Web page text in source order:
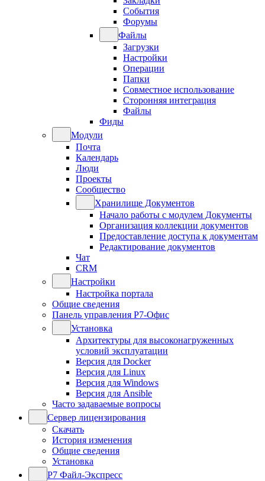
События
Форумы
Файлы
Загрузки
Настройки
Операции
Папки
Совместное использование
Сторонняя интеграция
Файлы
Фиды
Модули
Почта
Календарь
Люди
Проекты
Сообщество
Хранилище Документов
Начало работы с модулем Документы
Организация коллекции документов
Предоставление доступа к документам
Редактирование документов
Чат
CRM
Настройки
Настройка портала
Общие сведения
Панель управления Р7-Офис
Установка
Архитектуры для высоконагруженных
условий эксплуатации
Версия для Docker
Версия для Linux
Версия для Windows
Версия для Ansible
Часто задаваемые вопросы
Сервер лицензирования
Скачать
История изменения
Общие сведения
Установка
Р7 Файл-Экспресс